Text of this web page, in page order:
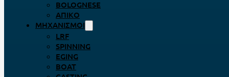
BOLOGNESE
ΑΠΊΚΟ
ΜΗΧΑΝΙΣΜΟΊ
LRF
SPINNING
EGING
BOAT